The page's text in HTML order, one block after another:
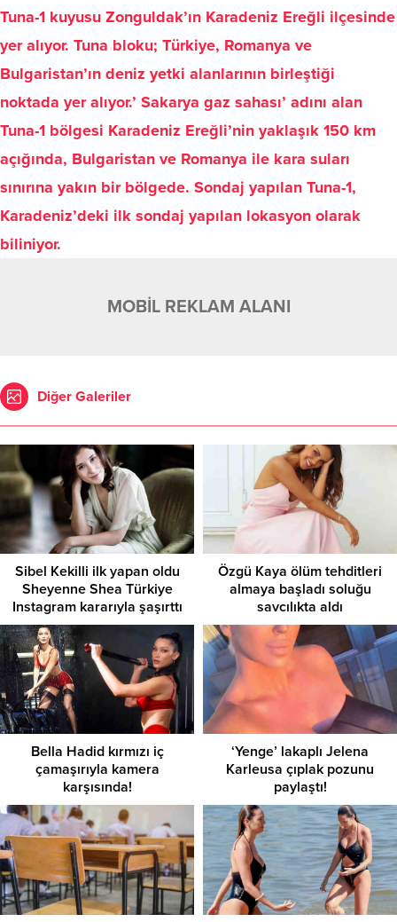
Tuna-1 kuyusu Zonguldak’ın Karadeniz Ereğli ilçesinde
yer alıyor. Tuna bloku; Türkiye, Romanya ve
Bulgaristan’ın deniz yetki alanlarının birleştiği
noktada yer alıyor.’ Sakarya gaz sahası’ adını alan
Tuna-1 bölgesi Karadeniz Ereğli’nin yaklaşık 150 km
açığında, Bulgaristan ve Romanya ile kara suları
sınırına yakın bir bölgede. Sondaj yapılan Tuna-1,
Karadeniz’deki ilk sondaj yapılan lokasyon olarak
biliniyor.
MOBİL REKLAM ALANI
Diğer Galeriler
Sibel Kekilli ilk yapan oldu
Sheyenne Shea Türkiye
Instagram kararıyla şaşırttı
Özgü Kaya ölüm tehditleri
almaya başladı soluğu
savcılıkta aldı
Bella Hadid kırmızı iç
çamaşırıyla kamera
karşısında!
‘Yenge’ lakaplı Jelena
Karleusa çıplak pozunu
paylaştı!